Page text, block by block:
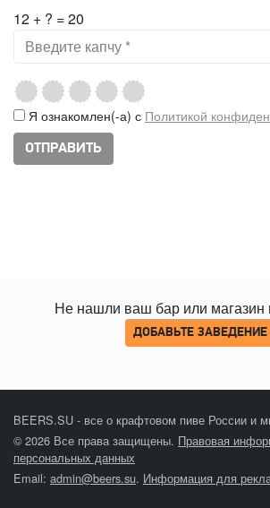
12 + ? = 20
Я ознакомлен(-а) с Политикой
Не нашли ваш бар или магазин
ДОБАВЬТЕ ЗАВЕДЕНИЕ
BEERS.SU - все о крафтовом пиве России и
© 2026 Все права защищены. Правовая
персональных данных
Email: admin@beers.su. Информация для